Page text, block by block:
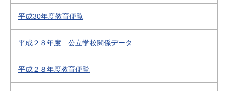
平成30年度教育便覧
平成２８年度 公立学校関係データ
平成２８年度教育便覧